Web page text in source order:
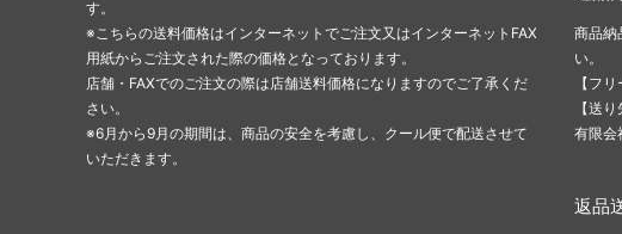
す。
※こちらの送料価格はインターネットでご注文又はインターネットFAX
用紙からご注文された際の価格となっております。
店舗・FAXでのご注文の際は店舗送料価格になりますのでご了承くだ
さい。
※6月から9月の期間は、商品の安全を考慮し、クール便で配送させて
いただきます。
商品納
い。
【フ
【送
有限会
返品